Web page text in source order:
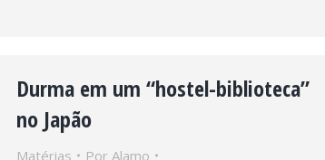
Durma em um “hostel-biblioteca”
no Japão
Matérias Por Alamo